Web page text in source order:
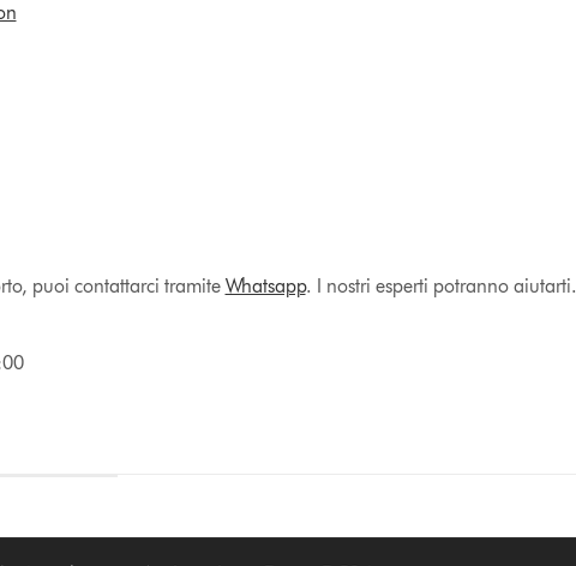
puoi contattarci tramite Whatsapp. I nostri esperti potranno aiutarti.